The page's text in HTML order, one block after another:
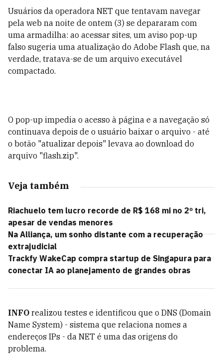
Usuários da operadora NET que tentavam navegar
pela web na noite de ontem (3) se depararam com
uma armadilha: ao acessar sites, um aviso pop-up
falso sugeria uma atualização do Adobe Flash que, na
verdade, tratava-se de um arquivo executável
compactado.
O pop-up impedia o acesso à página e a navegação só
continuava depois de o usuário baixar o arquivo - até
o botão "atualizar depois" levava ao download do
arquivo "flash.zip".
Veja também
Riachuelo tem lucro recorde de R$ 168 mi no 2º tri,
apesar de vendas menores
Na Alliança, um sonho distante com a recuperação
extrajudicial
Trackfy WakeCap compra startup de Singapura para
conectar IA ao planejamento de grandes obras
INFO realizou testes e identificou que o DNS (Domain
Name System) - sistema que relaciona nomes a
endereços IPs - da NET é uma das origens do
problema.